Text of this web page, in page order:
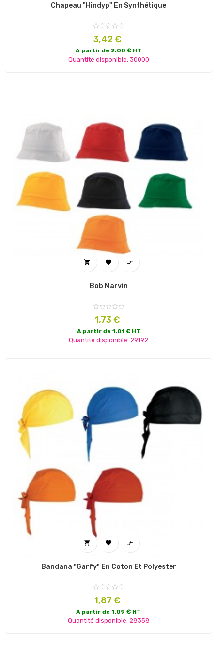
Chapeau "Hindyp" En Synthétique
Prix
3,42 €
A partir de 2.00 € HT
Quantité disponible: 30000
  
Bob Marvin
Prix
1,73 €
A partir de 1.01 € HT
Quantité disponible: 29192
  
Bandana "Garfy" En Coton Et Polyester
Prix
1,87 €
A partir de 1.09 € HT
Quantité disponible: 28358